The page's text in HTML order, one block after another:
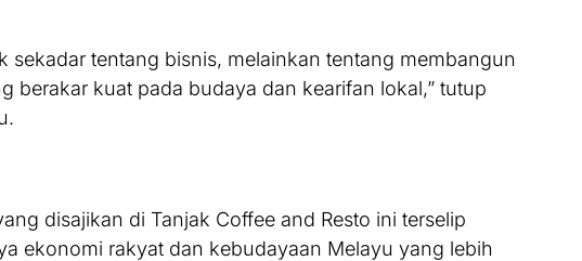
sekadar tentang bisnis, melainkan tentang membangun
berakar kuat pada budaya dan kearifan lokal,” tutup
disajikan di Tanjak Coffee and Resto ini terselip
ekonomi rakyat dan kebudayaan Melayu yang lebih